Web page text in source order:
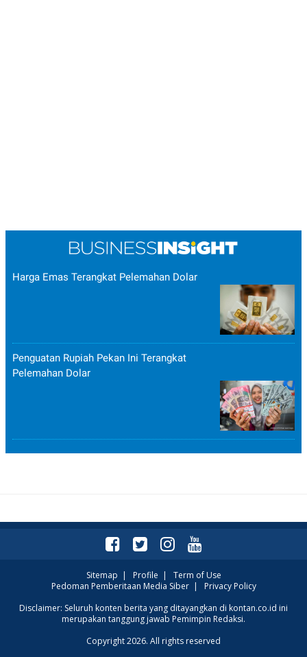
Harga Emas Terangkat Pelemahan Dolar
Penguatan Rupiah Pekan Ini Terangkat
Pelemahan Dolar
Sitemap | Profile | Term of Use
Pedoman Pemberitaan Media Siber| Privacy Policy
Disclaimer: Seluruh konten berita yang ditayangkan di kontan.co.id ini
merupakan tanggung jawab Pemimpin Redaksi.
Copyright 2026. All rights reserved